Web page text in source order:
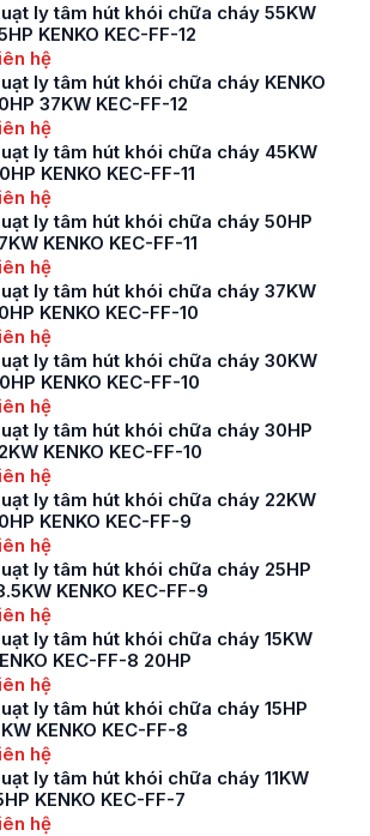
ly tâm hút khói chữa cháy 55KW
KENKO KEC-FF-12
hệ
ly tâm hút khói chữa cháy KENKO
37KW KEC-FF-12
hệ
ly tâm hút khói chữa cháy 45KW
KENKO KEC-FF-11
hệ
ly tâm hút khói chữa cháy 50HP
KENKO KEC-FF-11
hệ
ly tâm hút khói chữa cháy 37KW
KENKO KEC-FF-10
hệ
ly tâm hút khói chữa cháy 30KW
KENKO KEC-FF-10
hệ
ly tâm hút khói chữa cháy 30HP
KENKO KEC-FF-10
hệ
ly tâm hút khói chữa cháy 22KW
KENKO KEC-FF-9
hệ
ly tâm hút khói chữa cháy 25HP
KENKO KEC-FF-9
hệ
ly tâm hút khói chữa cháy 15KW
KEC-FF-8 20HP
hệ
ly tâm hút khói chữa cháy 15HP
KENKO KEC-FF-8
hệ
ly tâm hút khói chữa cháy 11KW
KENKO KEC-FF-7
hệ